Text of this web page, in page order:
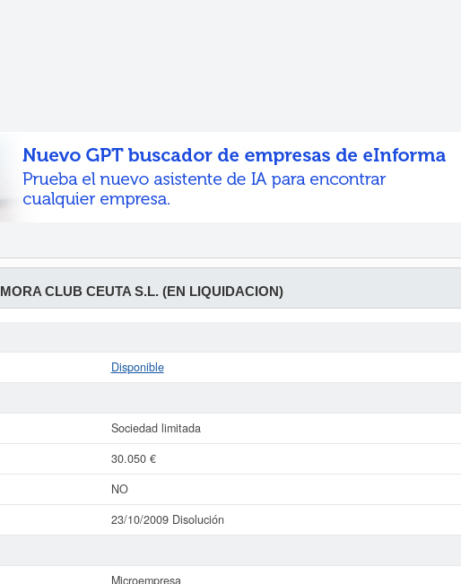
MORA CLUB CEUTA S.L. (EN LIQUIDACION)
Disponible
Sociedad limitada
30.050 €
NO
23/10/2009 Disolución
Microempresa